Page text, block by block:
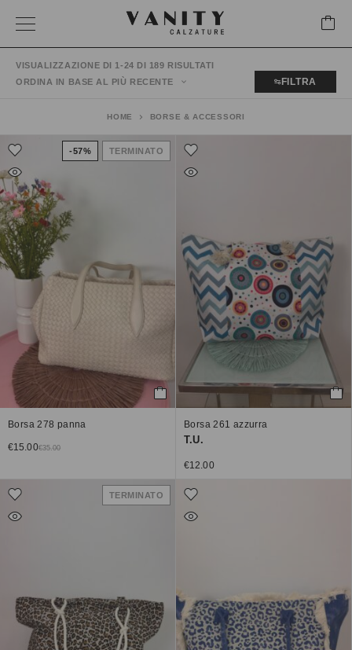
VISUALIZZAZIONE DI 1-24 DI 189 RISULTATI
ORDINA IN BASE AL PIÙ RECENTE
FILTRA
HOME BORSE & ACCESSORI
-57% TERMINATO
Borsa 278 panna
€35.00
€15.00
Borsa 261 azzurra
T.U.
€12.00
TERMINATO